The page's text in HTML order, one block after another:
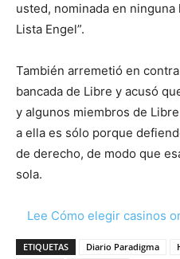
usted, nominada en
Lista Engel”.
También arremetió en
bancada de Libre y acusó
y algunos miembros de
a ella es sólo porque
de derecho, de modo que
sola.
Lee Cómo elegir casinos
ETIQUETAS Diario Paradigma